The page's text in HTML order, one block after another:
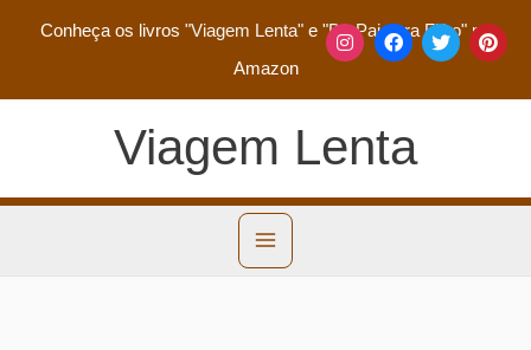
Conheça os livros "Viagem Lenta" e "De Pai para Filho"na
Amazon
Viagem Lenta